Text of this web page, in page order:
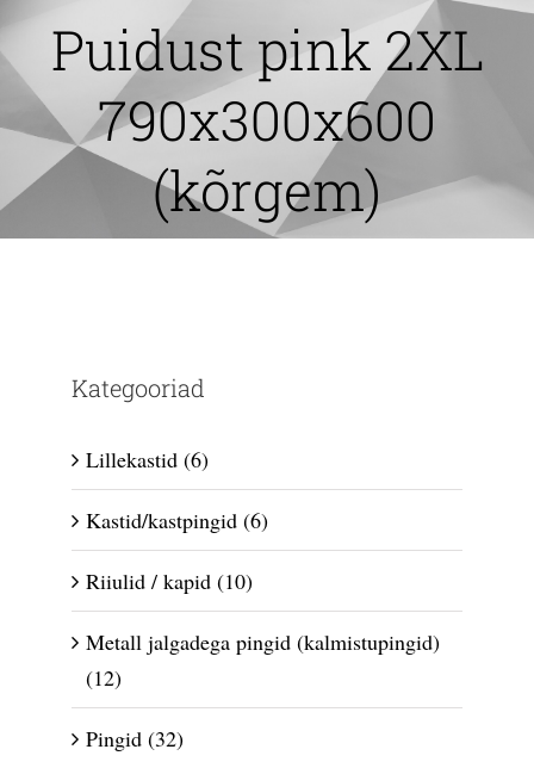
to
content
Puidust pink 2XL
790x300x600
(kõrgem)
Kategooriad
Lillekastid (6)
Kastid/kastpingid (6)
Riiulid / kapid (10)
Metall jalgadega pingid (kalmistupingid)
(12)
Pingid (32)